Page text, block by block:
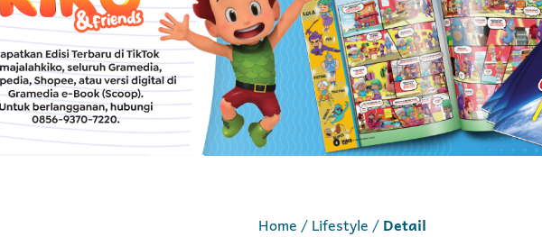
Home Lifestyle Detail